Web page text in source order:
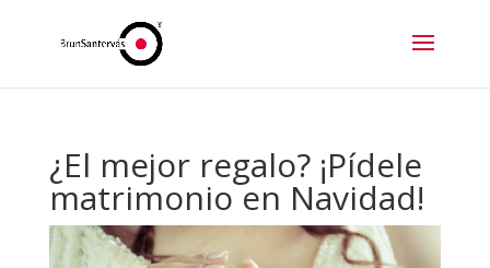
¿El mejor regalo? ¡Pídele
matrimonio en Navidad!